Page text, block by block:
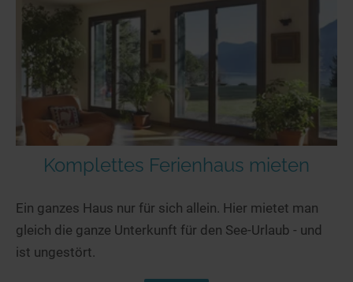
Komplettes Ferienhaus mieten
Ein ganzes Haus nur für sich allein. Hier mietet man
gleich die ganze Unterkunft für den See-Urlaub - und
ist ungestört.